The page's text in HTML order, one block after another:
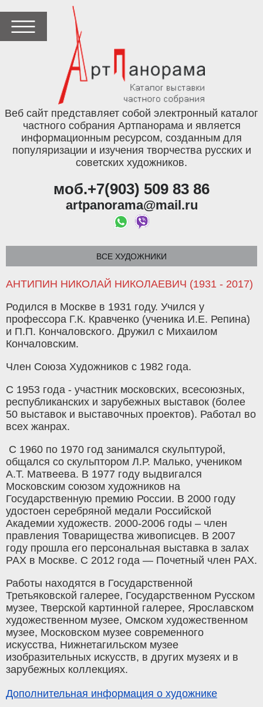
Веб сайт представляет собой электронный каталог
частного собрания Артпанорама и является
информационным ресурсом, созданным для
популяризации и изучения творчества русских и
советских художников.
моб.+7(903) 509 83 86
artpanorama@mail.ru
ВСЕ ХУДОЖНИКИ
АНТИПИН НИКОЛАЙ НИКОЛАЕВИЧ (1931 - 2017)
Родился в Москве в 1931 году. Учился у
профессора Г.К. Кравченко (ученика И.Е. Репина)
и П.П. Кончаловского. Дружил с Михаилом
Кончаловским.
Член Союза Художников с 1982 года.
С 1953 года - участник московских, всесоюзных,
республиканских и зарубежных выставок (более
50 выставок и выставочных проектов). Работал во
всех жанрах.
С 1960 по 1970 год занимался скульптурой,
общался со скульптором Л.Р. Малько, учеником
А.Т. Матвеева. В 1977 году выдвигался
Московским союзом художников на
Государственную премию России. В 2000 году
удостоен серебряной медали Российской
Академии художеств. 2000-2006 годы – член
правления Товарищества живописцев. В 2007
году прошла его персональная выставка в залах
РАХ в Москве. С 2012 года — Почетный член РАХ.
Работы находятся в Государственной
Третьяковской галерее, Государственном Русском
музее, Тверской картинной галерее, Ярославском
художественном музее, Омском художественном
музее, Московском музее современного
искусства, Нижнетагильском музее
изобразительных искусств, в других музеях и в
зарубежных коллекциях.
Дополнительная информация о художнике